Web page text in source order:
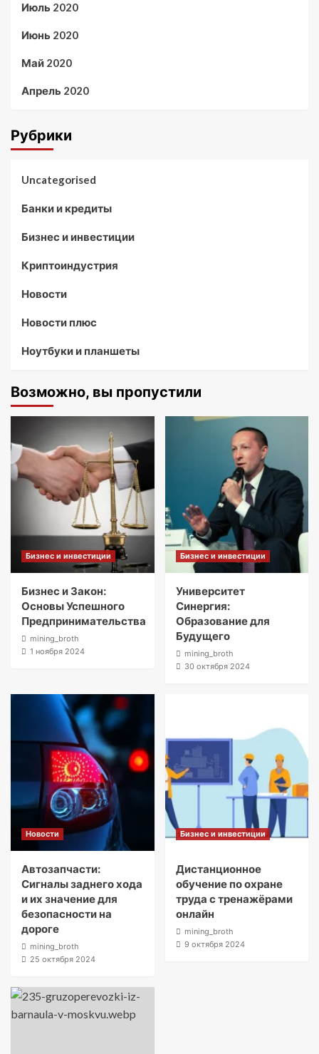
Июль 2020
Июнь 2020
Май 2020
Апрель 2020
Рубрики
Uncategorised
Банки и кредиты
Бизнес и инвестиции
Криптоиндустрия
Новости
Новости плюс
Ноутбуки и планшеты
Возможно, вы пропустили
Бизнес и инвестиции
Бизнес и Закон:
Основы Успешного
Предпринимательства
mining_broth
1 ноября 2024
Бизнес и инвестиции
Университет
Синергия:
Образование для
Будущего
mining_broth
30 октября 2024
Новости
Автозапчасти:
Сигналы заднего хода
и их значение для
безопасности на
дороге
mining_broth
25 октября 2024
Бизнес и инвестиции
Дистанционное
обучение по охране
труда с тренажёрами
онлайн
mining_broth
9 октября 2024